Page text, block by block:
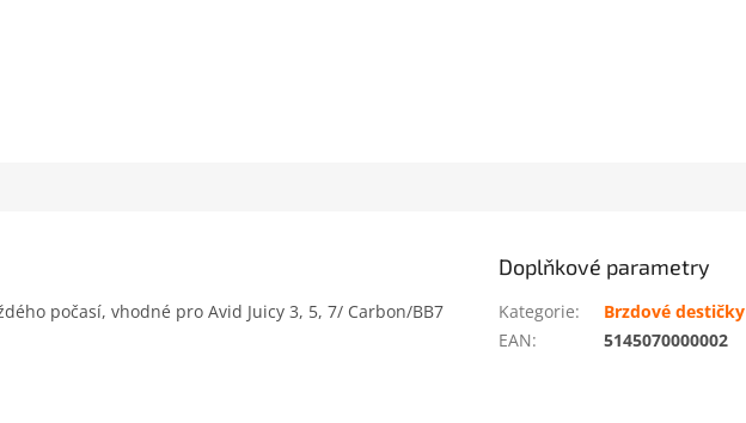
počasí, vhodné pro Avid Juicy 3, 5, 7/ Carbon/BB7
Doplňkové parametry
Kategorie:
Brzdové destičky
EAN: 5145070000002